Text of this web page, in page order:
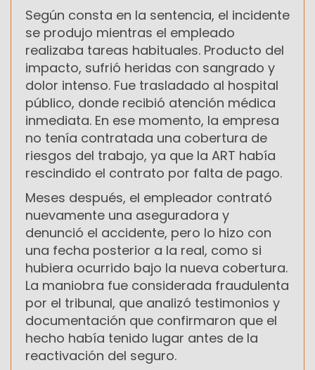
Según consta en la sentencia, el incidente
se produjo mientras el empleado
realizaba tareas habituales. Producto del
impacto, sufrió heridas con sangrado y
dolor intenso. Fue trasladado al hospital
público, donde recibió atención médica
inmediata. En ese momento, la empresa
no tenía contratada una cobertura de
riesgos del trabajo, ya que la ART había
rescindido el contrato por falta de pago.
Meses después, el empleador contrató
nuevamente una aseguradora y
denunció el accidente, pero lo hizo con
una fecha posterior a la real, como si
hubiera ocurrido bajo la nueva cobertura.
La maniobra fue considerada fraudulenta
por el tribunal, que analizó testimonios y
documentación que confirmaron que el
hecho había tenido lugar antes de la
reactivación del seguro.